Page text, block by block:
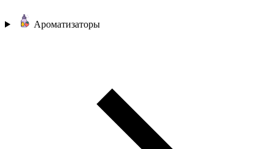
Ароматизаторы